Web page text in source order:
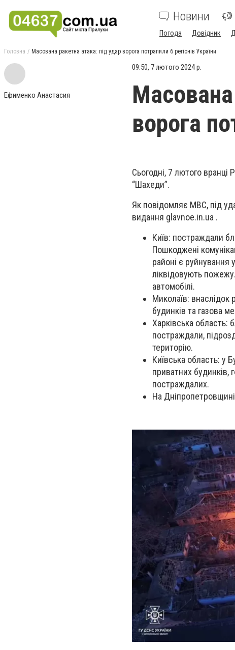
Новини
Погода Довідник
Головна Масована ракетна атака: під удар ворога потрапили 6 регіонів України
Ефименко Анастасия
09:50, 7 лютого 2024 р.
Масована
ворога
Сьогодні, 7 лютого
“Шахеди”.
Як повідомляє МВС, під
видання glavnoe.in.ua .
Київ: постраждали
Пошкоджені
районі є
ліквідовують
автомобілі.
Миколаїв: внаслідок
будинків та газова
Харківська область:
постраждали,
територію.
Київська область: у
приватних будинків,
постраждалих.
На